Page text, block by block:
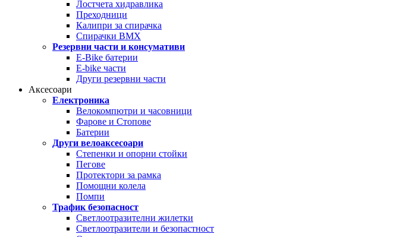
Лостчета хидравлика
Преходници
Калипри за спирачка
Спирачки BMX
Резервни части и консумативи
E-Bike батерии
E-bike части
Други резервни части
Аксесоари
Електроника
Велокомпютри и часовници
Фарове и Стопове
Батерии
Други велоаксесоари
Степенки и опорни стойки
Пегове
Протектори за рамка
Помощни колела
Помпи
Трафик безопасност
Светлоотразителни жилетки
Светлоотразители и безопастност